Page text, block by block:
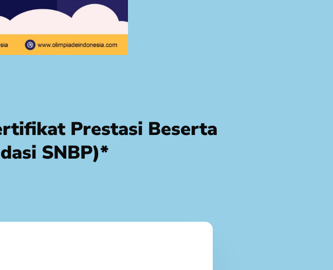
Prestasi Beserta
SNBP)*